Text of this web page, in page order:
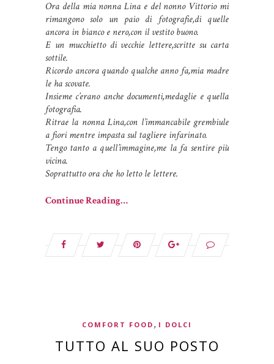
Ora della mia nonna Lina e del nonno Vittorio mi
rimangono solo un paio di fotografie,di quelle
ancora in bianco e nero,con il vestito buono.
E un mucchietto di vecchie lettere,scritte su carta
sottile.
Ricordo ancora quando qualche anno fa,mia madre
le ha scovate.
Insieme c’erano anche documenti,medaglie e quella
fotografia.
Ritrae la nonna Lina,con l’immancabile grembiule
a fiori mentre impasta sul tagliere infarinato.
Tengo tanto a quell’immagine,me la fa sentire più
vicina.
Soprattutto ora che ho letto le lettere.
Continue Reading…
COMFORT FOOD , I DOLCI
TUTTO AL SUO POSTO